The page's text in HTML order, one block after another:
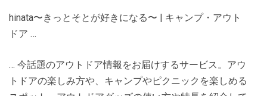
hinata〜きっとそとが好きになる〜 | キャンプ・アウト
ドア …
… 今話題のアウトドア情報をお届けするサービス。アウ
トドアの楽しみ方や、キャンプやピクニックを楽しめる